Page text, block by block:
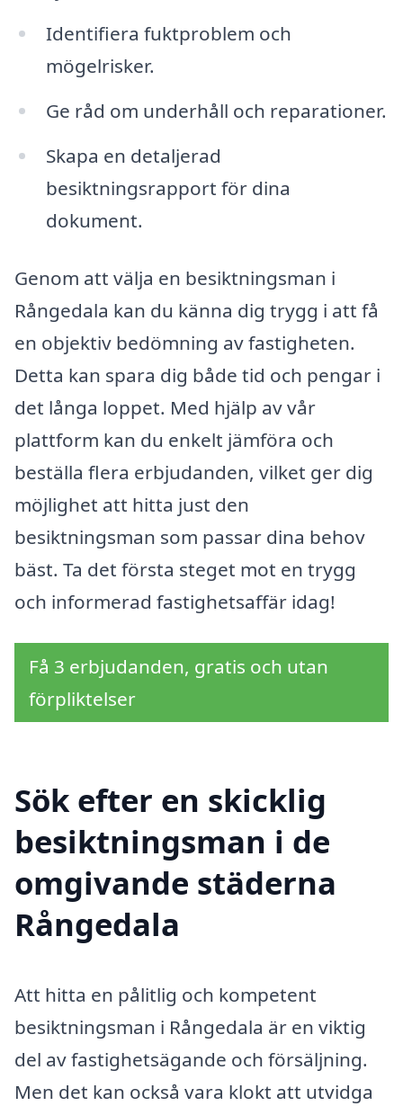
Identifiera fuktproblem och
mögelrisker.
Ge råd om underhåll och reparationer.
Skapa en detaljerad
besiktningsrapport för dina
dokument.
Genom att välja en besiktningsman i
Rångedala kan du känna dig trygg i att få
en objektiv bedömning av fastigheten.
Detta kan spara dig både tid och pengar i
det långa loppet. Med hjälp av vår
plattform kan du enkelt jämföra och
beställa flera erbjudanden, vilket ger dig
möjlighet att hitta just den
besiktningsman som passar dina behov
bäst. Ta det första steget mot en trygg
och informerad fastighetsaffär idag!
Få 3 erbjudanden, gratis och utan
förpliktelser
Sök efter en skicklig
besiktningsman i de
omgivande städerna
Rångedala
Att hitta en pålitlig och kompetent
besiktningsman i Rångedala är en viktig
del av fastighetsägande och försäljning.
Men det kan också vara klokt att utvidga